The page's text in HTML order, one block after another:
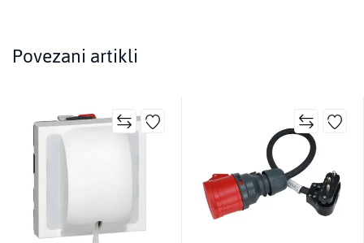
Povezani artikli